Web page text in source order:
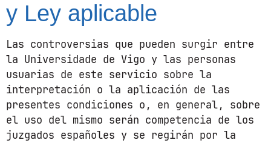
y Ley aplicable
Las controversias que pueden surgir entre
la Universidade de Vigo y las personas
usuarias de este servicio sobre la
interpretación o la aplicación de las
presentes condiciones o, en general, sobre
el uso del mismo serán competencia de los
juzgados españoles y se regirán por la